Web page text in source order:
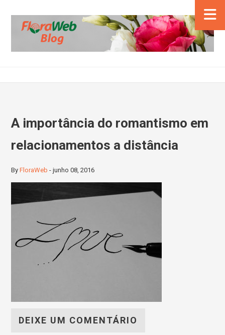
A importância do romantismo em
relacionamentos a distância
ByFloraWeb -junho 08, 2016
DEIXE UM COMENTÁRIO